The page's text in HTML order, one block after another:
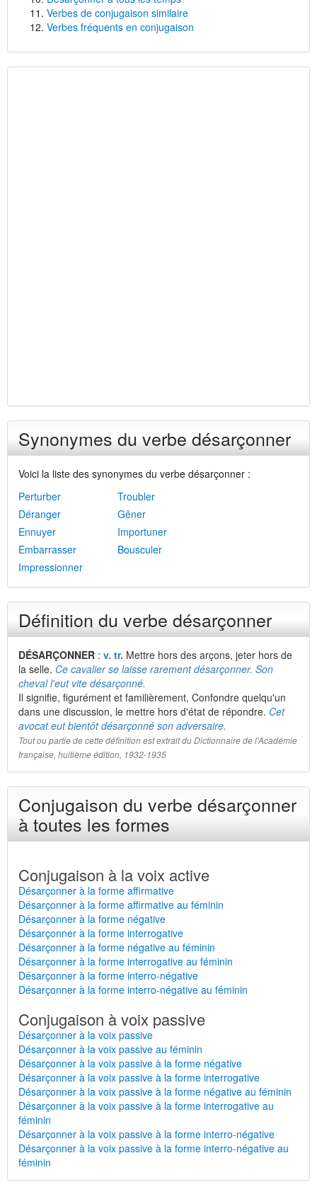
Verbes de conjugaison similaire
Verbes fréquents en conjugaison
Synonymes du verbe désarçonner
Voici la liste des synonymes du verbe désarçonner :
Perturber
Troubler
Déranger
Gêner
Ennuyer
Importuner
Embarrasser
Bousculer
Impressionner
Définition du verbe désarçonner
DÉSARÇONNER : v. tr. Mettre hors des arçons, jeter hors de
la selle. Ce cavalier se laisse rarement désarçonner. Son
cheval l'eut vite désarçonné.
Il signifie, figurément et familièrement, Confondre quelqu'un
dans une discussion, le mettre hors d'état de répondre. Cet
avocat eut bientôt désarçonné son adversaire.
Tout ou partie de cette définition est extrait du Dictionnaire de l'Académie
française, huitième édition, 1932-1935
Conjugaison du verbe désarçonner
à toutes les formes
Conjugaison à la voix active
Désarçonner à la forme affirmative
Désarçonner à la forme affirmative au féminin
Désarçonner à la forme négative
Désarçonner à la forme interrogative
Désarçonner à la forme négative au féminin
Désarçonner à la forme interrogative au féminin
Désarçonner à la forme interro-négative
Désarçonner à la forme interro-négative au féminin
Conjugaison à voix passive
Désarçonner à la voix passive
Désarçonner à la voix passive au féminin
Désarçonner à la voix passive à la forme négative
Désarçonner à la voix passive à la forme interrogative
Désarçonner à la voix passive à la forme négative au féminin
Désarçonner à la voix passive à la forme interrogative au
féminin
Désarçonner à la voix passive à la forme interro-négative
Désarçonner à la voix passive à la forme interro-négative au
féminin